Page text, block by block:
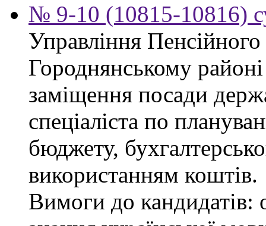
№ 9-10 (10815-10816)
Управління
Городнянському
заміщення посади
спеціаліста по
бюджету,
використанням коштів.
Вимоги до кандидатів: